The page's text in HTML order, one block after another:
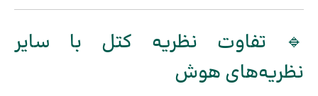
🔹 تفاوت نظریه کتل با سایر
نظریه‌های هوش